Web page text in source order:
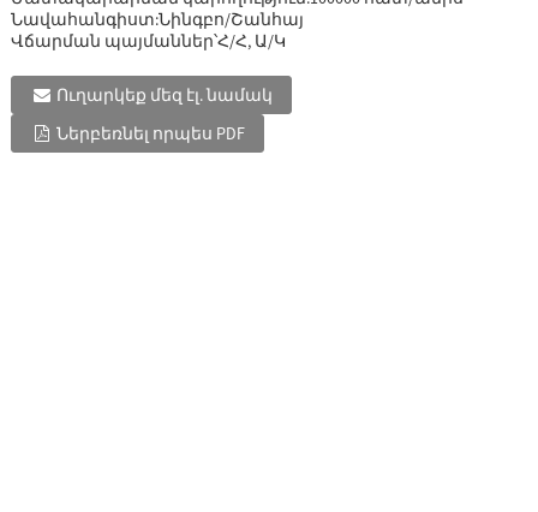
Նավահանգիստ:Նինգբո/Շանհայ
Վճարման պայմաններ՝Հ/Հ, Ա/Կ
Ուղարկեք մեզ էլ. նամակ
Ներբեռնել որպես PDF